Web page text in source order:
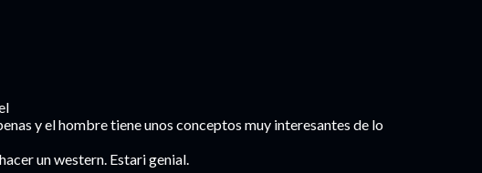
y el hombre tiene unos conceptos muy interesantes de lo
un western. Estari genial.